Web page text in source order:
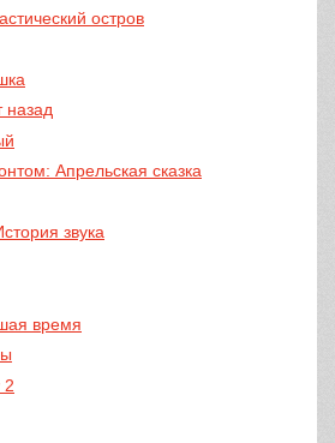
остров
назад
Апрельская сказка
звука
время
2